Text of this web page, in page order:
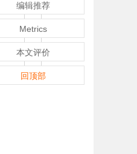
编辑推荐
Metrics
本文评价
回顶部